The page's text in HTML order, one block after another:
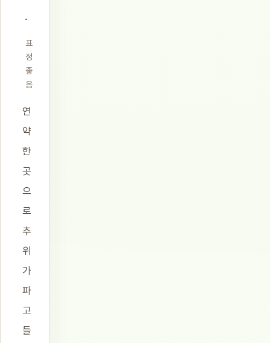
표
정
좋
음
연
약
한
곳
으
로
추
위
가
파
고
들